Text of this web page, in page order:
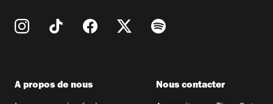
A propos de nous Nous contacter